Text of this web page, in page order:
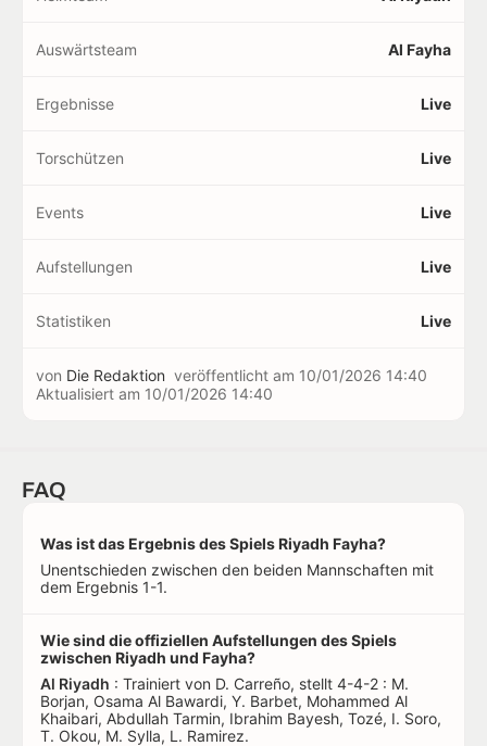
Auswärtsteam Al Fayha
Ergebnisse Live
Torschützen Live
Events Live
Aufstellungen Live
Statistiken Live
von Die Redaktion veröffentlicht am 10/01/2026 14:40
Aktualisiert am 10/01/2026 14:40
FAQ
Was ist das Ergebnis des Spiels Riyadh Fayha?
Unentschieden zwischen den beiden Mannschaften mit
dem Ergebnis 1-1.
Wie sind die offiziellen Aufstellungen des Spiels
zwischen Riyadh und Fayha?
Al Riyadh : Trainiert von D. Carreño, stellt 4-4-2 : M.
Borjan, Osama Al Bawardi, Y. Barbet, Mohammed Al
Khaibari, Abdullah Tarmin, Ibrahim Bayesh, Tozé, I. Soro,
T. Okou, M. Sylla, L. Ramirez.